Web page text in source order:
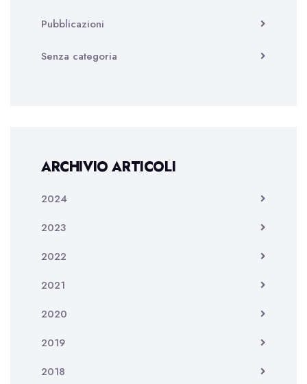
Pubblicazioni
Senza categoria
ARCHIVIO ARTICOLI
2024
2023
2022
2021
2020
2019
2018